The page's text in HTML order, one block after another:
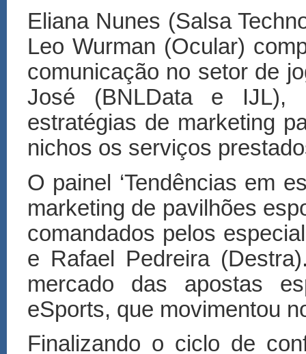
Eliana Nunes (Salsa
Leo Wurman (Ocular)
comunicação no setor de
José (BNLData e IJL),
estratégias de marketing
nichos os serviços
O painel ‘Tendências em
marketing de pavilhões
comandados pelos
e Rafael Pedreira
mercado das apostas
eSports, que movimentou
Finalizando o ciclo de